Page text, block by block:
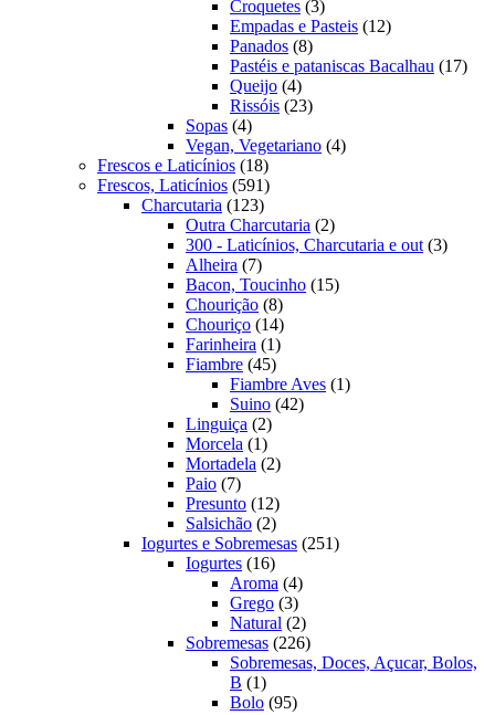
produtos
Croquetes 33
produtos
Empadas e Pasteis 1212
Panados 88
produtos
Pastéis e pataniscas Bacalhau 1717
Queijo 44
produtos
Rissóis 2323
Sopas 44
produtos
Vegan, Vegetariano 44
Frescos e Laticínios 1818
produtos
Frescos, Laticínios 591591
produtos
Charcutaria 123123
produtos
Outra Charcutaria 22
produtos
300 - Laticínios, Charcutaria e out 33
Alheira 77
produtos
Bacon, Toucinho 1515
Chourição 88
produtos
Chouriço 1414
produtos
Farinheira 11
produto
Fiambre 4545
produtos
Fiambre Aves 11
Suino 4242
Linguiça 22
produtos
Morcela 11
produto
Mortadela 22
Paio 77
produtos
Presunto 1212
produtos
Salsichão 22
produtos
Iogurtes e Sobremesas 251251
Iogurtes 1616
produtos
Aroma 44
produtos
Grego 33
produtos
Natural 22
produtos
Sobremesas 226226
produtos
Sobremesas, Doces, Açucar, Bolos,
B
11
produto
Bolo 9595